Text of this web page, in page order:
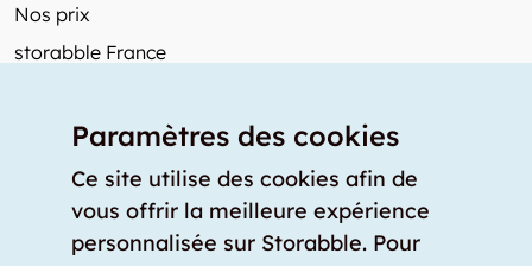
Nos prix
storabble France
Articles de presse
Comment calculer la capacité d'un garde-meuble?
Quel est le tarif moyen d'un garde-meuble?
Paramètres des cookies
Ce site utilise des cookies afin de
vous offrir la meilleure expérience
personnalisée sur Storabble. Pour